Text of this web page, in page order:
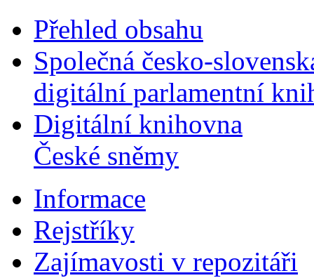
Přehled obsahu
Společná česko-
digitální parlamentní
Digitální knihovna
České sněmy
Informace
Rejstříky
Zajímavosti v repozitáři